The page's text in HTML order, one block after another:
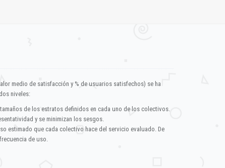
medio de satisfacción y % de usuarios satisfechos) se ha
niveles:
de los estratos definidos en cada uno de los colectivos.
y se minimizan los sesgos.
estimado que cada colectivo hace del servicio evaluado. De
de uso.